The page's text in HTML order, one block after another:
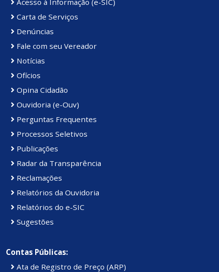
Carta de Serviços
Denúncias
Fale com seu Vereador
Notícias
Ofícios
Opina Cidadão
Ouvidoria (e-Ouv)
Perguntas Frequentes
Processos Seletivos
Publicações
Radar da Transparência
Reclamações
Relatórios da Ouvidoria
Relatórios do e-SIC
Sugestões
Contas Públicas:
Ata de Registro de Preço (ARP)